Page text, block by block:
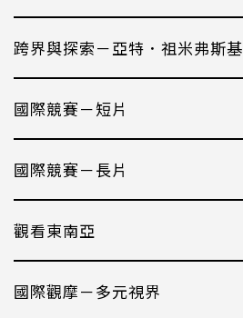
跨界與探索－亞特．祖米弗斯基
國際競賽－短片
國際競賽－長片
觀看東南亞
國際觀摩－多元視界